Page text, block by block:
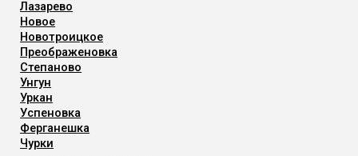
Лазарево
Новое
Новотроицкое
Преображеновка
Степаново
Унгун
Уркан
Успеновка
Ферганешка
Чурки